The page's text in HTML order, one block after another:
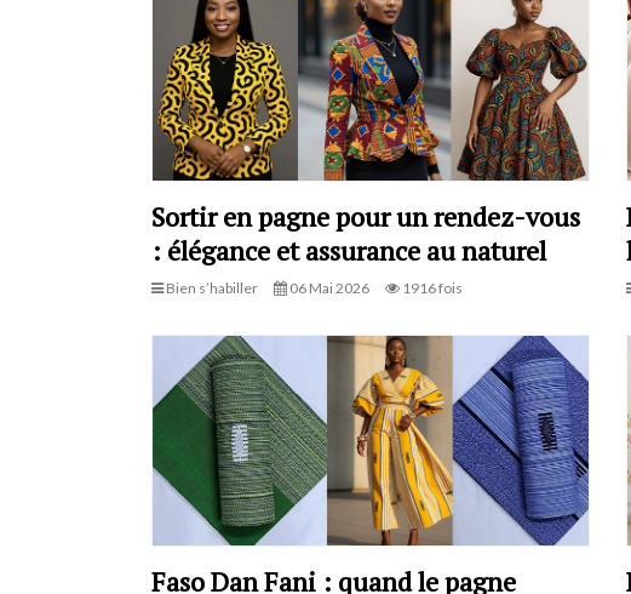
Sortir en pagne pour un rendez-vous
: élégance et assurance au naturel
Bien s’habiller 06 Mai 2026 1916 fois
Faso Dan Fani : quand le pagne